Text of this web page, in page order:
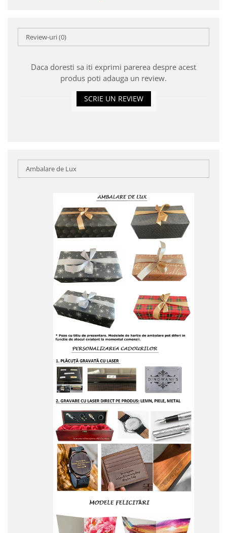
Review-uri(0)
Daca doresti sa iti exprimi parerea despre acest
produs poti adauga un review.
SCRIE UN REVIEW
Ambalare de Lux